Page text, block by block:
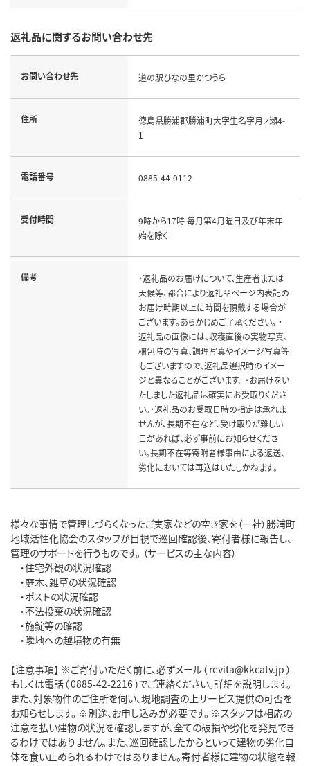
返礼品に関するお問い合わせ先
お問い合わせ先 道の駅ひなの里かつうら
住所
徳島県勝浦郡勝浦町大字生名字月ノ瀬4-
1
電話番号 0885-44-0112
受付時間
9時から17時 毎月第4月曜日及び年末年
始を除く
備考
・返礼品のお届けについて、生産者または
天候等、都合により返礼品ページ内表記の
お届け時期以上に時間を頂戴する場合が
ございます。あらかじめご了承ください。 ・
返礼品の画像には、収穫直後の実物写真、
梱包時の写真、調理写真やイメージ写真等
もございますので、返礼品選択時のイメー
ジと異なることがございます。 ・お届けをい
たしました返礼品は確実にお受取りくださ
い。・返礼品のお受取日時の指定は承れま
せんが、長期不在など、受け取りが難しい
日があれば、必ず事前にお知らせくださ
い。長期不在等寄附者様事由による返送、
劣化においては再送はいたしかねます。
様々な事情で管理しづらくなったご実家などの空き家を（一社）勝浦町
地域活性化協会のスタッフが目視で巡回確認後、寄付者様に報告し、
管理のサポートを行うものです。 （サービスの主な内容）
・住宅外観の状況確認
・庭木、雑草の状況確認
・ポストの状況確認
・不法投棄の状況確認
・施錠等の確認
・隣地への越境物の有無
【注意事項】 ※ご寄付いただく前に、必ずメール（ revita@kkcatv.jp ）
もしくは電話（ 0885-42-2216 )でご連絡ください。詳細を説明します。
また、対象物件のご住所を伺い、現地調査の上サービス提供の可否を
お知らせします。 ※別途、お申し込みが必要です。 ※スタッフは相応の
注意を払い建物の状況を確認しますが、全ての破損や劣化を発見でき
るわけではありません。また、巡回確認したからといって建物の劣化自
体を食い止められるわけではありません。寄付者様に建物の状態を報